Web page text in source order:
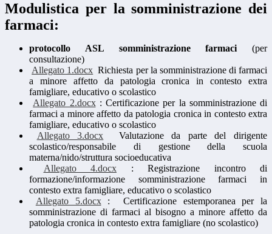
Modulistica per la somministrazione dei
farmaci:
protocollo ASL somministrazione farmaci (per
consultazione)
Allegato 1.docx Richiesta per la somministrazione di farmaci
a minore affetto da patologia cronica in contesto extra
famigliare, educativo o scolastico
Allegato 2.docx: Certificazione per la somministrazione di
farmaci a minore affetto da patologia cronica in contesto extra
famigliare, educativo o scolastico
Allegato 3.docx Valutazione da parte del dirigente
scolastico/responsabile di gestione della scuola
materna/nido/struttura socioeducativa
Allegato 4.docx : Registrazione incontro di
formazione/informazione somministrazione farmaci in
contesto extra famigliare, educativo o scolastico
Allegato 5.docx: Certificazione estemporanea per la
somministrazione di farmaci al bisogno a minore affetto da
patologia cronica in contesto extra famigliare (no scolastico)